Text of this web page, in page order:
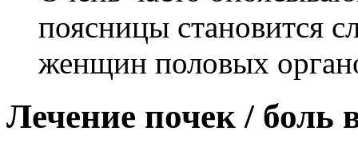
поясницы становится
женщин половых
Лечение почек / боль